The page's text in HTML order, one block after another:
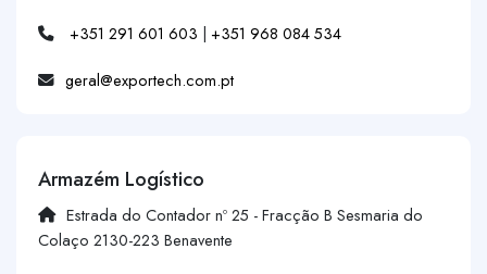
+351 291 601 603 | +351 968 084 534
geral@exportech.com.pt
Armazém Logístico
Estrada do Contador nº 25 - Fracção B Sesmaria do
Colaço 2130-223 Benavente